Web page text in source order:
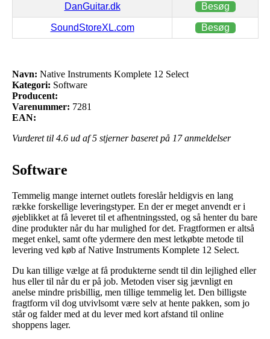
DanGuitar.dk Besøg
SoundStoreXL.com Besøg
Navn: Native Instruments Komplete 12 Select
Kategori: Software
Producent:
Varenummer: 7281
EAN:
Vurderet til 4.6 ud af 5 stjerner baseret på 17anmeldelser
Software
Temmelig mange internet outlets foreslår heldigvis en lang
række forskellige leveringstyper. En der er meget anvendt er i
øjeblikket at få leveret til et afhentningssted, og så henter du bare
dine produkter når du har mulighed for det. Fragtformen er altså
meget enkel, samt ofte ydermere den mest letkøbte metode til
levering ved køb af Native Instruments Komplete 12 Select.
Du kan tillige vælge at få produkterne sendt til din lejlighed eller
hus eller til når du er på job. Metoden viser sig jævnligt en
anelse mindre prisbillig, men tillige temmelig let. Den billigste
fragtform vil dog utvivlsomt være selv at hente pakken, som jo
står og falder med at du lever med kort afstand til online
shoppens lager.